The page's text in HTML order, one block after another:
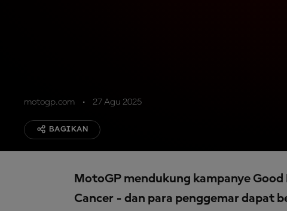
motogp.com 27 Agu 2025
BAGIKAN
MotoGP mendukung kampanye
Cancer - dan para penggemar dapat